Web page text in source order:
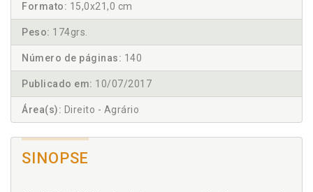
Formato: 15,0x21,0 cm
Peso: 174grs.
Número de páginas: 140
Publicado em: 10/07/2017
Área(s): Direito - Agrário
SINOPSE